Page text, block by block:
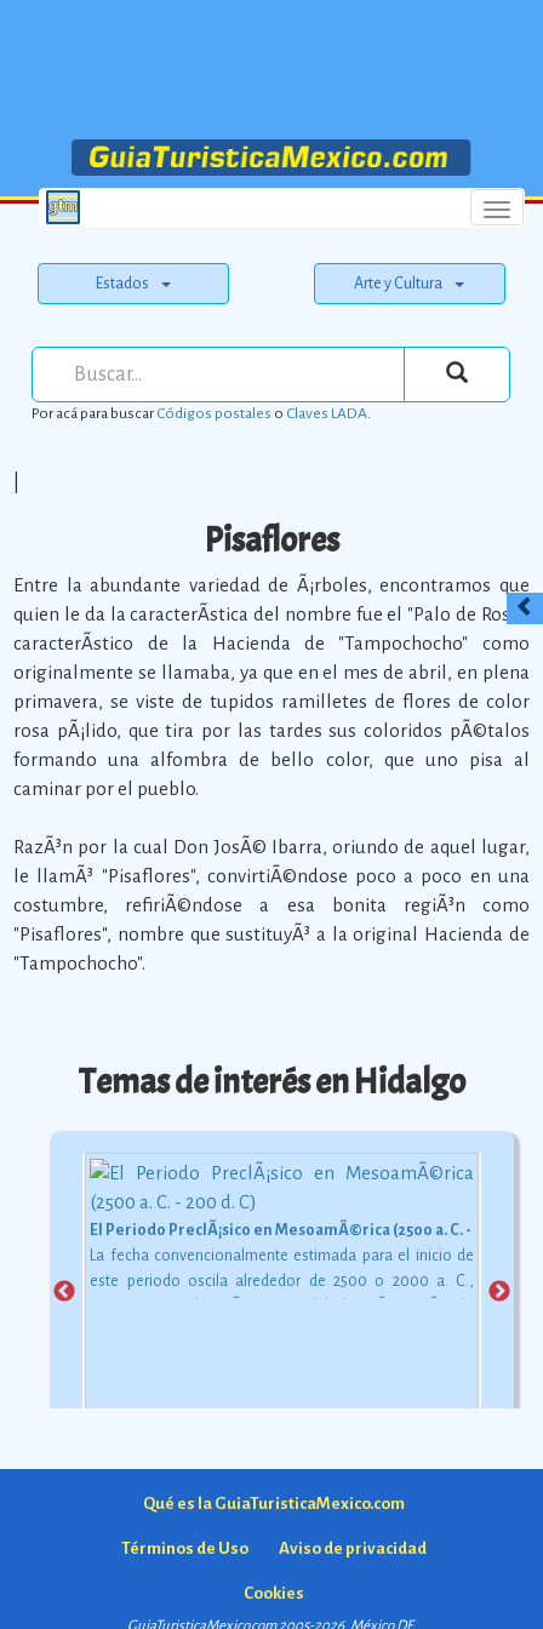
Menu
Estados Arte y Cultura
Por acá para buscarCódigos postales o Claves LADA.
Pisaflores
Entre la abundante variedad de Ã¡rboles, encontramos que
quien le da la caracterÃ­stica del nombre fue el "Palo de Rosa",
caracterÃ­stico de la Hacienda de "Tampochocho" como
originalmente se llamaba, ya que en el mes de abril, en plena
primavera, se viste de tupidos ramilletes de flores de color
rosa pÃ¡lido, que tira por las tardes sus coloridos pÃ©talos
formando una alfombra de bello color, que uno pisa al
caminar por el pueblo.
RazÃ³n por la cual Don JosÃ© Ibarra, oriundo de aquel lugar,
le llamÃ³ "Pisaflores", convirtiÃ©ndose poco a poco en una
costumbre, refiriÃ©ndose a esa bonita regiÃ³n como
"Pisaflores", nombre que sustituyÃ³ a la original Hacienda de
"Tampochocho".
Temas de interés en Hidalgo
El Periodo PreclÃ¡sico en MesoamÃ©rica (2500 a. C. - 200 d. C)
La fecha convencionalmente estimada para el inicio de
este periodo oscila alrededor de 2500 o 2000 a. C.,
Qué es la GuiaTuristicaMexico.com
Términos de Uso Aviso de privacidad
Cookies